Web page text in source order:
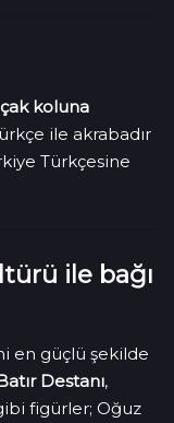
koluna
ile akrabadır
Türkçesine
ile bağı
en güçlü şekilde
Destanı,
figürler; Oğuz